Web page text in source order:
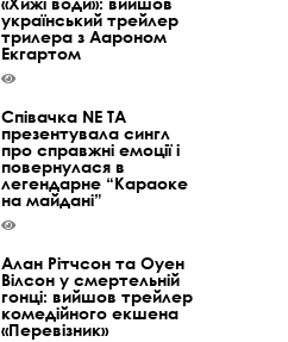
український трейлер
трилера з Аароном
Екгартом
Співачка NE TA
презентувала сингл
про справжні емоції і
повернулася в
легендарне “Караоке
на майдані”
Алан Рітчсон та Оуен
Вілсон у смертельній
гонці: вийшов трейлер
комедійного екшена
«Перевізник»